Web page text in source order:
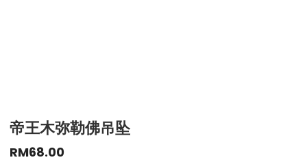
帝王木弥勒佛吊坠
RM68.00